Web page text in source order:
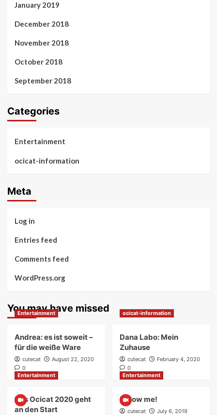
January 2019
December 2018
November 2018
October 2018
September 2018
Categories
Entertainment
ocicat-information
Meta
Log in
Entries feed
Comments feed
WordPress.org
You may have missed
Entertainment
Andrea: es ist soweit –
für die weiße Ware
cutecat
August 22, 2020
0
ocicat-information
Dana Labo: Mein
Zuhause
cutecat
February 4, 2020
0
Entertainment
Das Ocicat 2020 geht
an den Start
Entertainment
Follow me!
cutecat
July 6, 2019